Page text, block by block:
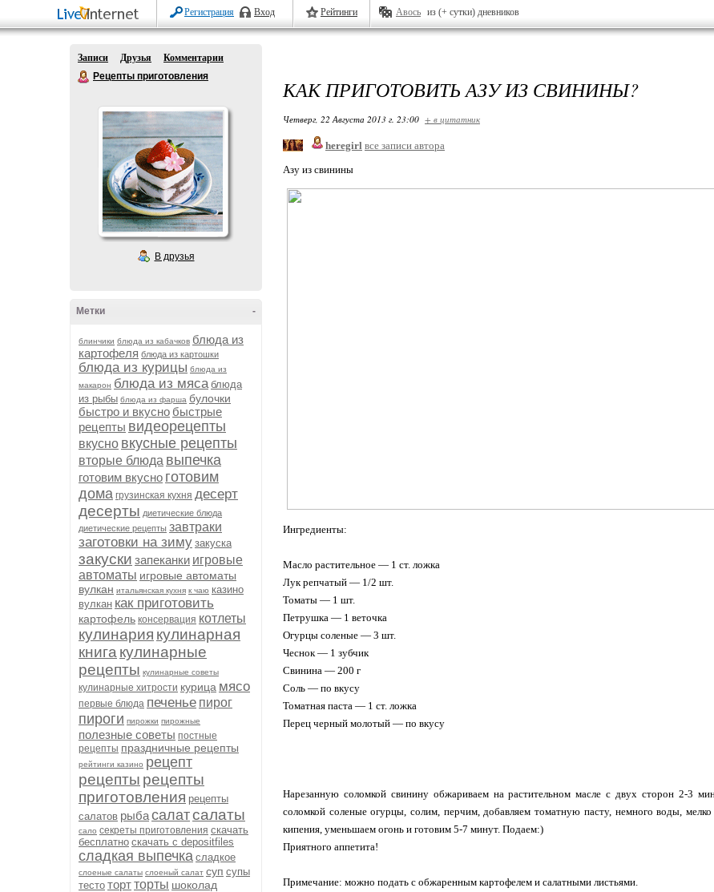
Регистрация Вход Рейтинги Авось из (+ сутки) дневников
Записи Друзья
Комментарии
Рецепты приготовления
В друзья
-
Метки
блинчики блюда из кабачков блюда из
картофеля блюда из картошки
блюда из курицы блюда из
макарон блюда из мяса блюда
из рыбы блюда из фарша булочки
быстро и вкусно быстрые
рецепты видеорецепты
вкусно вкусные рецепты
вторые блюда выпечка
готовим вкусно готовим
дома грузинская кухня десерт
десерты диетические блюда
диетические рецепты завтраки
заготовки на зиму закуска
закуски запеканки игровые
автоматы игровые автоматы
вулкан итальянская кухня к чаю казино
вулкан как приготовить
картофель консервация котлеты
кулинария кулинарная
книга кулинарные
рецепты кулинарные советы
кулинарные хитрости курица мясо
первые блюда печенье пирог
пироги пирожки пирожные
полезные советы постные
рецепты праздничные рецепты
рейтинги казино рецепт
рецепты рецепты
приготовления рецепты
салатов рыбасалатсалаты
сало секреты приготовления скачать
бесплатно скачать с depositfiles
сладкая выпечка сладкое
слоеные салаты слоеный салат суп супы
тесто тортторты шоколад
КАК ПРИГОТОВИТЬ АЗУ ИЗ СВИНИНЫ?
Четверг, 22 Августа 2013 г. 23:00 + в цитатник
heregirl все записи автора
Азу из свинины
Ингредиенты:
Масло растительное — 1 ст. ложка
Лук репчатый — 1/2 шт.
Томаты — 1 шт.
Петрушка — 1 веточка
Огурцы соленые — 3 шт.
Чеснок — 1 зубчик
Свинина — 200 г
Соль — по вкусу
Томатная паста — 1 ст. ложка
Перец черный молотый — по вкусу
Нарезанную соломкой свинину обжариваем на растительном масле с двух сторон 2-3
соломкой соленые огурцы, солим, перчим, добавляем томатную пасту, немного воды,
кипения, уменьшаем огонь и готовим 5-7 минут. Подаем:)
Приятного аппетита!
Примечание: можно подать с обжаренным картофелем и салатными листьями.